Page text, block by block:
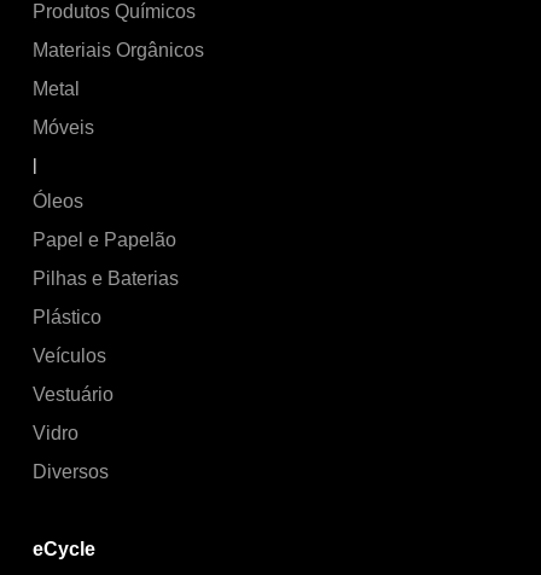
Produtos Químicos
Materiais Orgânicos
Metal
Móveis
|
Óleos
Papel e Papelão
Pilhas e Baterias
Plástico
Veículos
Vestuário
Vidro
Diversos
eCycle